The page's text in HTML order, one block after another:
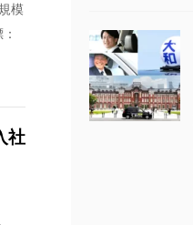
模
社